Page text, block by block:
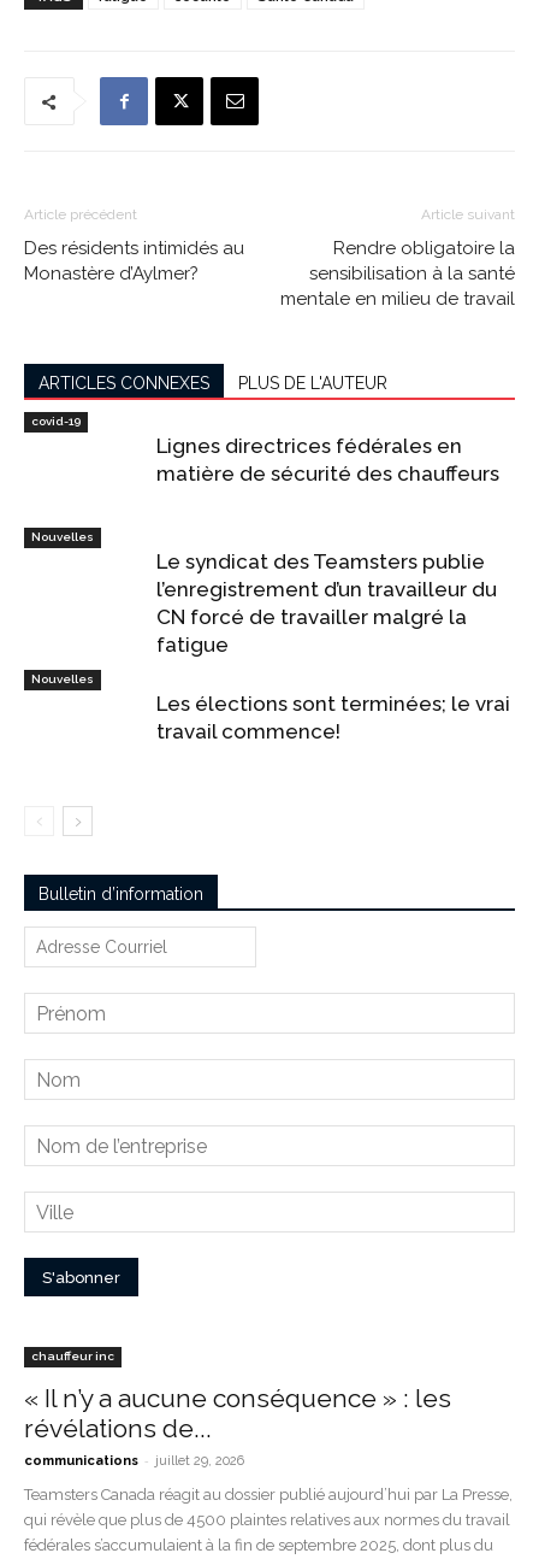
Article précédent
Des résidents intimidés au
Monastère d’Aylmer?
Article suivant
Rendre obligatoire la
sensibilisation à la santé
mentale en milieu de travail
ARTICLES CONNEXES PLUS DE L'AUTEUR
covid-19
Lignes directrices fédérales en
matière de sécurité des chauffeurs
Nouvelles
Le syndicat des Teamsters publie
l’enregistrement d’un travailleur du
CN forcé de travailler malgré la
fatigue
Nouvelles
Les élections sont terminées; le vrai
travail commence!
Bulletin d’information
chauffeur inc
« Il n’y a aucune conséquence » : les
révélations de...
communications - juillet 29, 2026
Teamsters Canada réagit au dossier publié aujourd’hui par La Presse,
qui révèle que plus de 4500 plaintes relatives aux normes du travail
fédérales s’accumulaient à la fin de septembre 2025, dont plus du